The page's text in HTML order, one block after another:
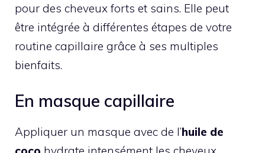
pour des cheveux forts et sains. Elle peut
être intégrée à différentes étapes de votre
routine capillaire grâce à ses multiples
bienfaits.
En masque capillaire
Appliquer un masque avec de l’huile de